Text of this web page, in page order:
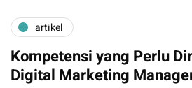
artikel
Kompetensi yang Perlu
Digital Marketing